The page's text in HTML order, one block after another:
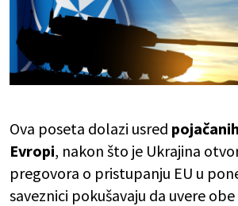
Ova poseta dolazi usred
Evropi, nakon što je Ukrajina
pregovora o pristupanju EU u
saveznici pokušavaju da uvere